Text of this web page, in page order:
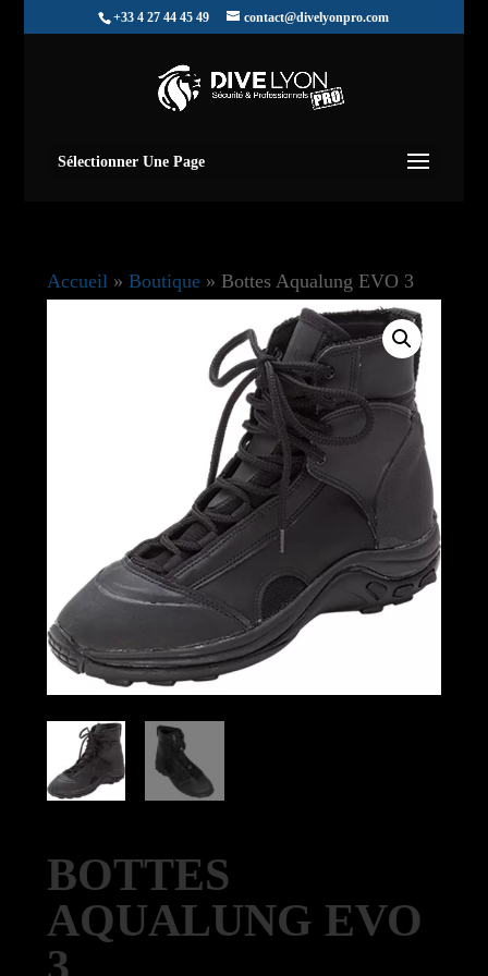
+33 4 27 44 45 49 contact@divelyonpro.com
Sélectionner Une Page
Accueil» Boutique» Bottes Aqualung EVO 3
BOTTES
AQUALUNG EVO
3